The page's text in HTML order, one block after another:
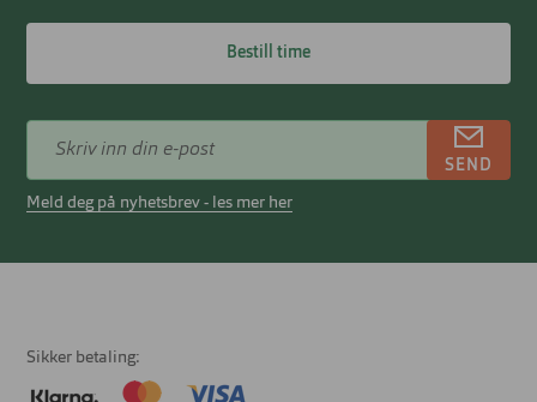
Bestill time
SEND
Meld deg på nyhetsbrev - les mer her
Sikker betaling